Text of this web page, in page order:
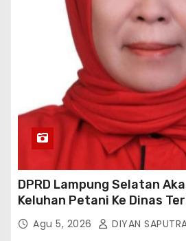
DPRD Lampung Selatan
Keluhan Petani Ke Dinas
Penyaluran Pupuk
Lestari
Agu 5, 2026 DIYAN